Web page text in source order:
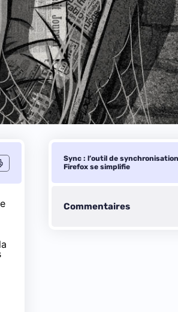
Sync : l’outil de
Firefox se simplifie
Commentaires